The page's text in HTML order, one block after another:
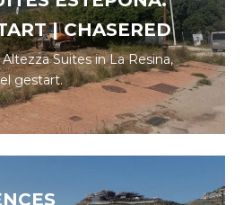
| CHASERED
Suites in La Resina,
gestart.